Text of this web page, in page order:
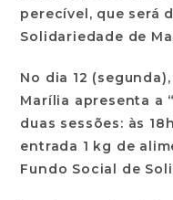
perecível, que será
Solidariedade de
No dia 12
Marília apresenta a
duas sessões: às
entrada 1 kg de
Fundo Social de